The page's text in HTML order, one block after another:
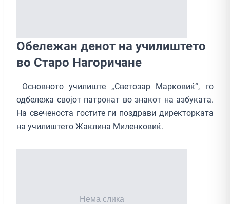
Обележан денот на училиштето
во Старо Нагоричане
Основното училиште „Светозар Марковиќ“, го
одбележа својот патронат во знакот на азбуката.
На свеченоста гостите ги поздрави директорката
на училиштето Жаклина Миленковиќ.